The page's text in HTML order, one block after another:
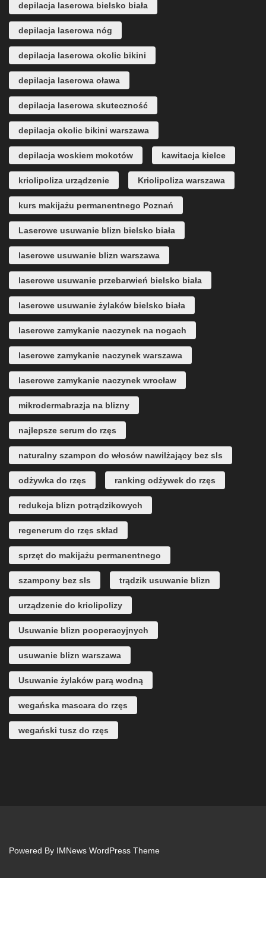
depilacja laserowa bielsko biała
depilacja laserowa nóg
depilacja laserowa okolic bikini
depilacja laserowa oława
depilacja laserowa skuteczność
depilacja okolic bikini warszawa
depilacja woskiem mokotów kawitacja kielce
kriolipoliza urządzenie Kriolipoliza warszawa
kurs makijażu permanentnego Poznań
Laserowe usuwanie blizn bielsko biała
laserowe usuwanie blizn warszawa
laserowe usuwanie przebarwień bielsko biała
laserowe usuwanie żylaków bielsko biała
laserowe zamykanie naczynek na nogach
laserowe zamykanie naczynek warszawa
laserowe zamykanie naczynek wrocław
mikrodermabrazja na blizny
najlepsze serum do rzęs
naturalny szampon do włosów nawilżający bez sls
odżywka do rzęs ranking odżywek do rzęs
redukcja blizn potrądzikowych
regenerum do rzęs skład
sprzęt do makijażu permanentnego
szampony bez sls trądzik usuwanie blizn
urządzenie do kriolipolizy
Usuwanie blizn pooperacyjnych
usuwanie blizn warszawa
Usuwanie żylaków parą wodną
wegańska mascara do rzęs
wegański tusz do rzęs
Powered By IMNews WordPress Theme